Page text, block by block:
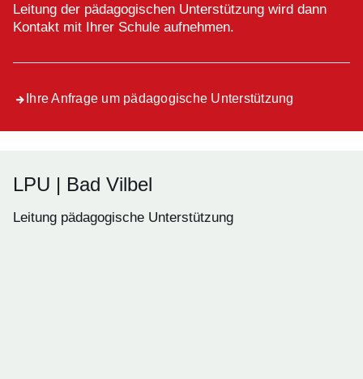
Leitung der pädagogischen Unterstützung wird dann
Kontakt mit Ihrer Schule aufnehmen.
Ihre Anfrage um pädagogische Unterstützung
LPU | Bad Vilbel
Leitung pädagogische Unterstützung